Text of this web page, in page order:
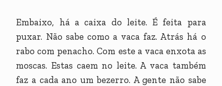
Embaixo, há a caixa do leite. É feita para
puxar. Não sabe como a vaca faz. Atrás há o
rabo com penacho. Com este a vaca enxota as
moscas. Estas caem no leite. A vaca também
faz a cada ano um bezerro. A gente não sabe